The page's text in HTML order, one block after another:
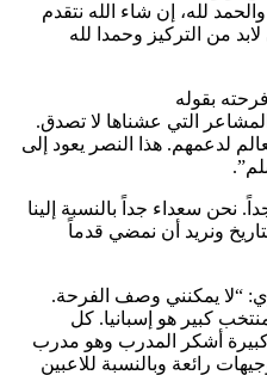
لله، إن شاء الله نتقدم
من التركيز وحمدا لله
بقوله
المشاعر التي عشناها لا تصدق.
لدعمهم. هذا النصر يعود إلى
نحن سعداء جداً بالنسبة إلينا
ونريد أن نمضي قدماً
“لا يمكنني وصف الفرحة.
كبير هو إسبانيا. كل
كبيرة أشكر المدرب وهو مدرب
رائعة وبالنسبة للاعبين